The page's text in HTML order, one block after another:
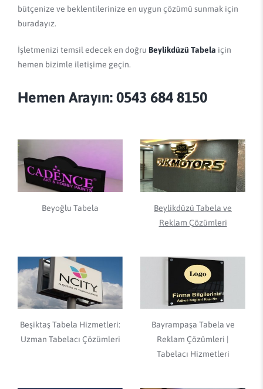
bütçenize ve beklentilerinize en uygun çözümü sunmak için
buradayız.
İşletmenizi temsil edecek en doğru Beylikdüzü Tabela için
hemen bizimle iletişime geçin.
Hemen Arayın: 0543 684 8150
Beyoğlu Tabela
Beylikdüzü Tabela ve
Reklam Çözümleri
Beşiktaş Tabela Hizmetleri:
Uzman Tabelacı Çözümleri
Bayrampaşa Tabela ve
Reklam Çözümleri |
Tabelacı Hizmetleri